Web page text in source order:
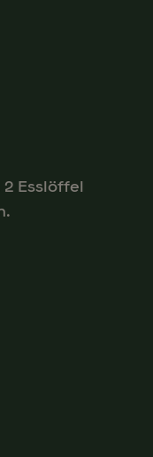
Esslöffel